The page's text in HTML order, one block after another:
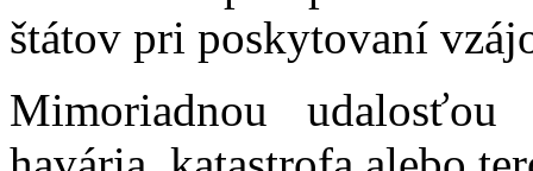
štátov pri poskytovaní
Mimoriadnou